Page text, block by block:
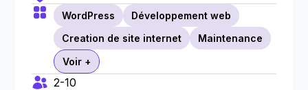
WordPress
Développement web
Creation de site internet
Maintenance
Voir +
2-10